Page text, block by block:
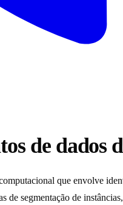
de dados
que envolve
segmentação de